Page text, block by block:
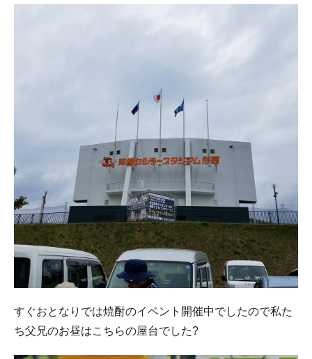
すぐおとなりでは焼酎のイベント開催中でしたので私た
ち父兄のお昼はこちらの屋台でした?